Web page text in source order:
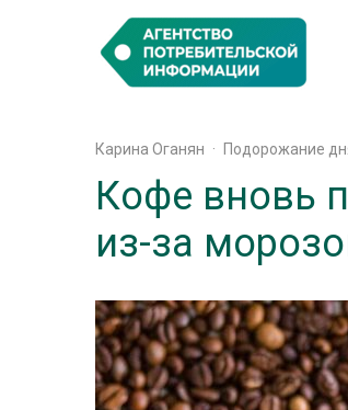
Карина Оганян · Подорожание
Кофе вновь
из-за